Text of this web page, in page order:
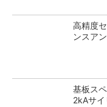
高精度
ンスア
基板ス
2kAサイ